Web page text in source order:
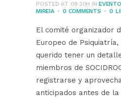
POSTED AT 09:20H IN
MIREIA
0 COMMENTS 0
El comité organizador
Europeo de Psiquiatría,
querido tener un
miembros de
registrarse y
anticipados antes de